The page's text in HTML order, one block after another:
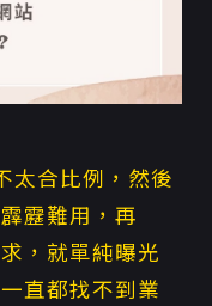
太合比例，然後
靂難用，再
，就單純曝光
直都找不到業